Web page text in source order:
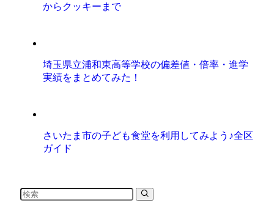
からクッキーまで
埼玉県立浦和東高等学校の偏差値・倍率・進学
実績をまとめてみた！
さいたま市の子ども食堂を利用してみよう♪全区
ガイド